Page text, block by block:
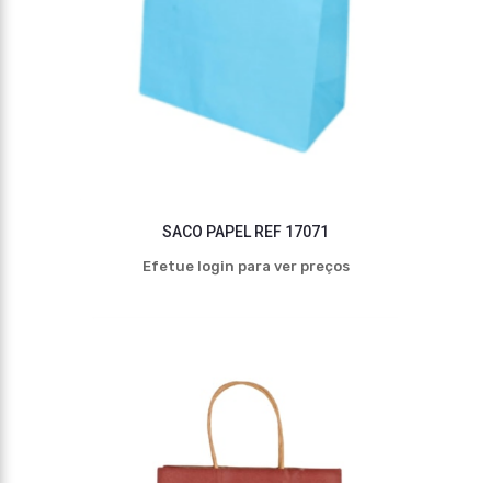
SACO PAPEL REF 17071
Efetue login para ver preços